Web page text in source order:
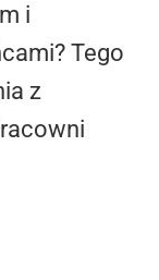
i
Tego
z